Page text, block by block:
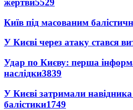
жертви5529
Київ під масованим
У Києві через атаку стався
Удар по Києву: перша
наслідки3839
У Києві затримали навідника
балістики1749